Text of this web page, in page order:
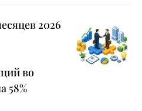
2026
во
58%